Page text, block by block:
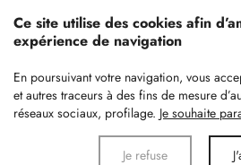
Dimanche:
Ce site utilise des cookies afin
expérience de navigation
En poursuivant votre navigation, vous
et autres traceurs à des fins de mesure
réseaux sociaux, profilage. Je souhaite
Je refuse